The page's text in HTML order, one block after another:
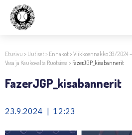
Etusivu > Uutiset> Ennakot>Viikkoennakko 39/2024
Vasa ja Kaukovalta Ruotsissa > FazerJGP_kisabannerit
FazerJGP_kisabannerit
23.9.2024 | 12:23